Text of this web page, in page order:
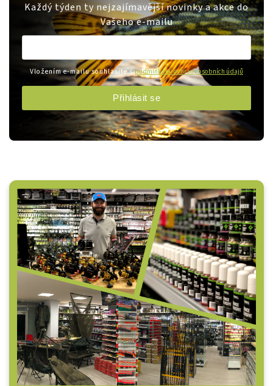
Každý týden ty nejzajímavější novinky a akce do
Vašeho e-mailu
Vložením e-mailu souhlasíte spodmínkami ochrany osobních údajů
Přihlásit se